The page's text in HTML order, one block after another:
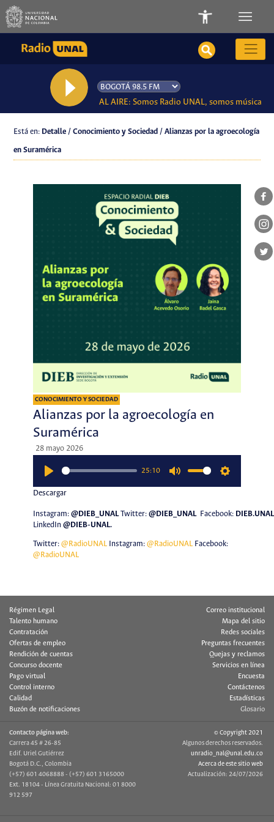
AL AIRE: Somos Radio UNAL, somos música
Está en: Detalle / Conocimiento y Sociedad / Alianzas por la agroecología
en Suramérica
CONOCIMIENTO Y SOCIEDAD
Alianzas por la agroecología en
Suramérica
28 mayo 2026
25:10
Descargar
Instagram: @DIEB_UNAL Twitter: @DIEB_UNAL Facebook: DIEB.UNAL
LinkedIn @DIEB-UNAL.
Twitter: @RadioUNALInstagram: @RadioUNALFacebook:
@RadioUNAL
Régimen Legal
Talento humano
Contratación
Ofertas de empleo
Rendición de cuentas
Concurso docente
Pago virtual
Control interno
Calidad
Buzón de notificaciones
Correo institucional
Mapa del sitio
Redes sociales
Preguntas frecuentes
Quejas y reclamos
Servicios en línea
Encuesta
Contáctenos
Estadísticas
Glosario
Contacto página web:
Carrera 45 # 26-85
Edif. Uriel Gutiérrez
Bogotá D.C., Colombia
(+57) 601 4068888 - (+57) 601 3165000
Ext. 18104 - Línea Gratuita Nacional: 01 8000
912 597
© Copyright 2021
Algunos derechos reservados.
unradio_nal@unal.edu.co
Acerca de este sitio web
Actualización: 24/07/2026